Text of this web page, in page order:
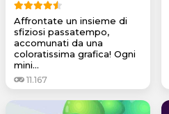
Affrontate un insieme di
sfiziosi passatempo,
accomunati da una
coloratissima grafica! Ogni
mini...
11.167